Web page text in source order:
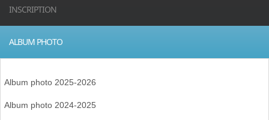
INSCRIPTION
ALBUM PHOTO
Album photo 2025-2026
Album photo 2024-2025